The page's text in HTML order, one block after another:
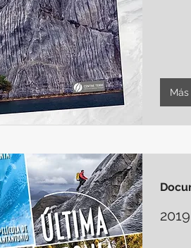
2019